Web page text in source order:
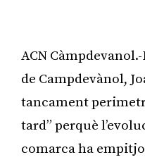
ACN
de Campdevànol,
tancament
tard” perquè
comarca ha